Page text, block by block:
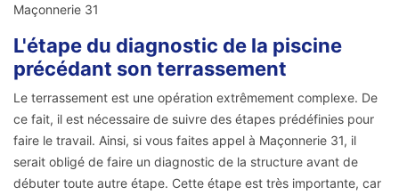
L'étape du diagnostic de la piscine
précédant son terrassement
Le terrassement est une opération extrêmement complexe. De
ce fait, il est nécessaire de suivre des étapes prédéfinies pour
faire le travail. Ainsi, si vous faites appel à Maçonnerie 31, il
serait obligé de faire un diagnostic de la structure avant de
débuter toute autre étape. Cette étape est très importante, car